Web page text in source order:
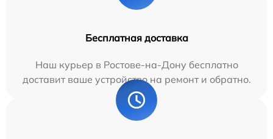
Бесплатная доставка
Наш курьер в Ростове-на-Дону бесплатно
доставит ваше устройство на ремонт и обратно.